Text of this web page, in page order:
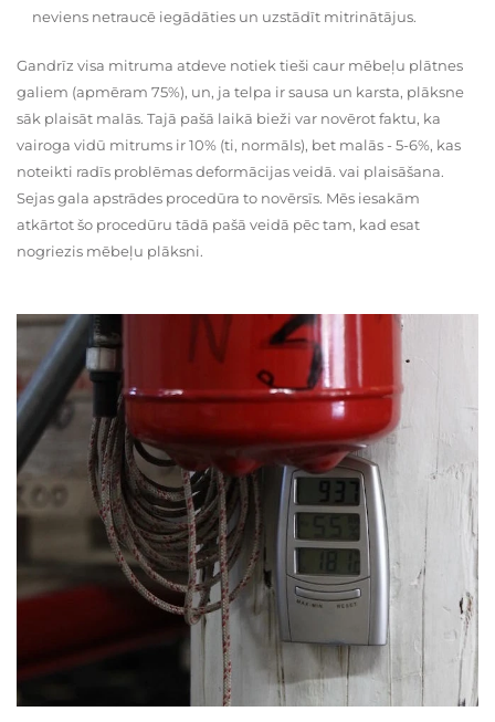
neviens netraucē iegādāties un uzstādīt mitrinātājus.
Gandrīz visa mitruma atdeve notiek tieši caur mēbeļu plātnes
galiem (apmēram 75%), un, ja telpa ir sausa un karsta, plāksne
sāk plaisāt malās. Tajā pašā laikā bieži var novērot faktu, ka
vairoga vidū mitrums ir 10% (ti, normāls), bet malās - 5-6%, kas
noteikti radīs problēmas deformācijas veidā. vai plaisāšana.
Sejas gala apstrādes procedūra to novērsīs. Mēs iesakām
atkārtot šo procedūru tādā pašā veidā pēc tam, kad esat
nogriezis mēbeļu plāksni.